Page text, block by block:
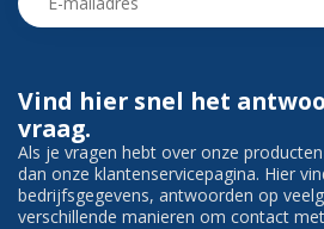
Vind hier snel het
vraag.
Als je vragen hebt over onze
dan onze klantenservicepagina. Hier
bedrijfsgegevens, antwoorden op
verschillende manieren om contact